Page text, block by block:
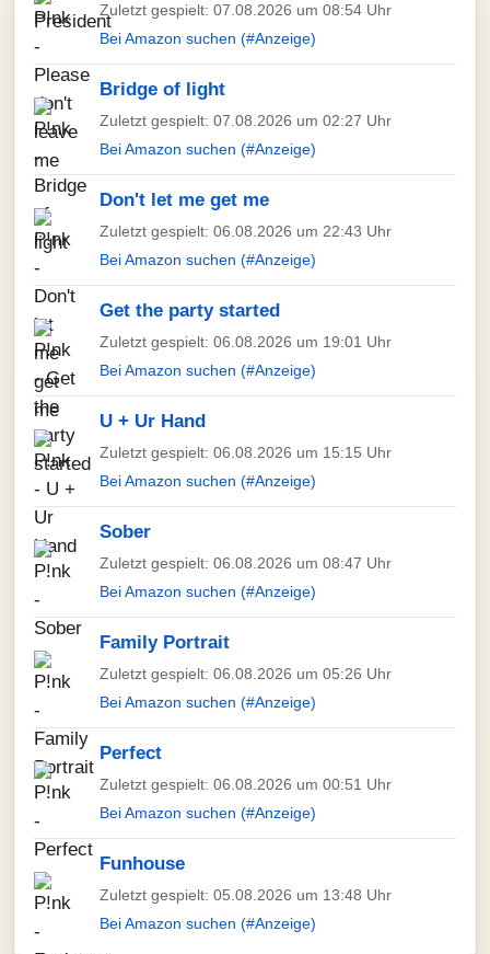
Zuletzt gespielt: 07.08.2026 um 08:54 Uhr
Bei Amazon suchen (#Anzeige)
Bridge of light
Zuletzt gespielt: 07.08.2026 um 02:27 Uhr
Bei Amazon suchen (#Anzeige)
Don't let me get me
Zuletzt gespielt: 06.08.2026 um 22:43 Uhr
Bei Amazon suchen (#Anzeige)
Get the party started
Zuletzt gespielt: 06.08.2026 um 19:01 Uhr
Bei Amazon suchen (#Anzeige)
U + Ur Hand
Zuletzt gespielt: 06.08.2026 um 15:15 Uhr
Bei Amazon suchen (#Anzeige)
Sober
Zuletzt gespielt: 06.08.2026 um 08:47 Uhr
Bei Amazon suchen (#Anzeige)
Family Portrait
Zuletzt gespielt: 06.08.2026 um 05:26 Uhr
Bei Amazon suchen (#Anzeige)
Perfect
Zuletzt gespielt: 06.08.2026 um 00:51 Uhr
Bei Amazon suchen (#Anzeige)
Funhouse
Zuletzt gespielt: 05.08.2026 um 13:48 Uhr
Bei Amazon suchen (#Anzeige)